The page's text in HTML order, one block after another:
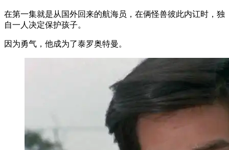
在第一集就是从国外回来的航海员，在俩怪兽彼此内讧时，独
自一人决定保护孩子。
因为勇气，他成为了泰罗奥特曼。